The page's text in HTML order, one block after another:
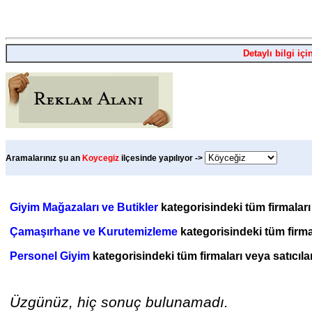
Detaylı bilgi
Aramalarınız şu an Koycegiz ilçesinde yapılıyor ->
Giyim Mağazaları ve Butikler kategorisindeki tüm
Çamaşırhane ve Kurutemizleme kategorisindeki tüm
Personel Giyim kategorisindeki tüm firmaları veya
Üzgünüz, hiç sonuç bulunamadı.